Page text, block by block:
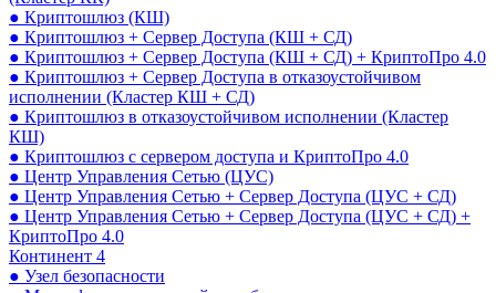
● Криптошлюз (КШ)
● Криптошлюз + Сервер Доступа (КШ + СД)
● Криптошлюз + Сервер Доступа (КШ + СД) + КриптоПро 4.0
● Криптошлюз + Сервер Доступа в отказоустойчивом
исполнении (Кластер КШ + СД)
● Криптошлюз в отказоустойчивом исполнении (Кластер
КШ)
● Криптошлюз с сервером доступа и КриптоПро 4.0
● Центр Управления Сетью (ЦУС)
● Центр Управления Сетью + Сервер Доступа (ЦУС + СД)
● Центр Управления Сетью + Сервер Доступа (ЦУС + СД) +
КриптоПро 4.0
Континент 4
● Узел безопасности